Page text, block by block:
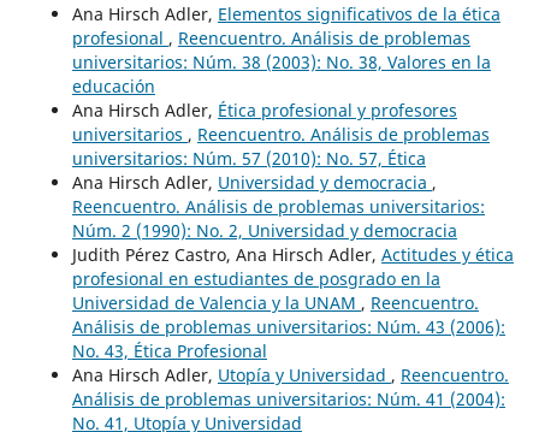
Ana Hirsch Adler, Elementos significativos de la ética
profesional , Reencuentro. Análisis de problemas
universitarios: Núm. 38 (2003): No. 38, Valores en la
educación
Ana Hirsch Adler, Ética profesional y profesores
universitarios , Reencuentro. Análisis de problemas
universitarios: Núm. 57 (2010): No. 57, Ética
Ana Hirsch Adler, Universidad y democracia ,
Reencuentro. Análisis de problemas universitarios:
Núm. 2 (1990): No. 2, Universidad y democracia
Judith Pérez Castro, Ana Hirsch Adler, Actitudes y ética
profesional en estudiantes de posgrado en la
Universidad de Valencia y la UNAM , Reencuentro.
Análisis de problemas universitarios: Núm. 43 (2006):
No. 43, Ética Profesional
Ana Hirsch Adler, Utopía y Universidad , Reencuentro.
Análisis de problemas universitarios: Núm. 41 (2004):
No. 41, Utopía y Universidad